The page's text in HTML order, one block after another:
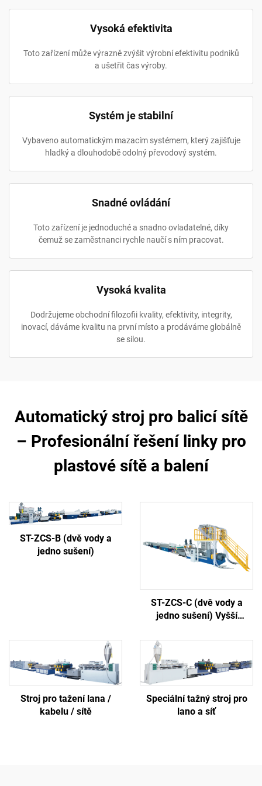
Vysoká efektivita
Toto zařízení může výrazně zvýšit výrobní efektivitu podniků
a ušetřit čas výroby.
Systém je stabilní
Vybaveno automatickým mazacím systémem, který zajišťuje
hladký a dlouhodobě odolný převodový systém.
Snadné ovládání
Toto zařízení je jednoduché a snadno ovladatelné, díky
čemuž se zaměstnanci rychle naučí s ním pracovat.
Vysoká kvalita
Dodržujeme obchodní filozofii kvality, efektivity, integrity,
inovací, dáváme kvalitu na první místo a prodáváme globálně
se silou.
Automatický stroj pro balicí sítě
– Profesionální řešení linky pro
plastové sítě a balení
ST-ZCS-B (dvě vody a
jedno sušení)
ST-ZCS-C (dvě vody a
jedno sušení) Vyšší
Stroj pro tažení lana /
kabelu / sítě
Speciální tažný stroj pro
lano a síť